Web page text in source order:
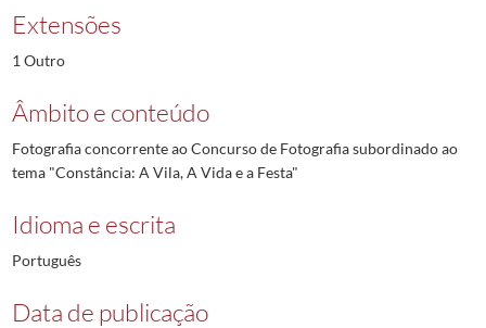
Extensões
1 Outro
Âmbito e conteúdo
Fotografia concorrente ao Concurso de Fotografia subordinado ao
tema "Constância: A Vila, A Vida e a Festa"
Idioma e escrita
Português
Data de publicação